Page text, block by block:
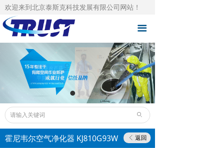
欢迎来到北京泰斯克科技发展有限公司网站！
끀
泰斯克首页
自主品牌
总品牌代理
成功案例
下载中心
泰斯克资讯
ꄙ
ꁣ 返回
霍尼韦尔空气净化器 KJ810G93W